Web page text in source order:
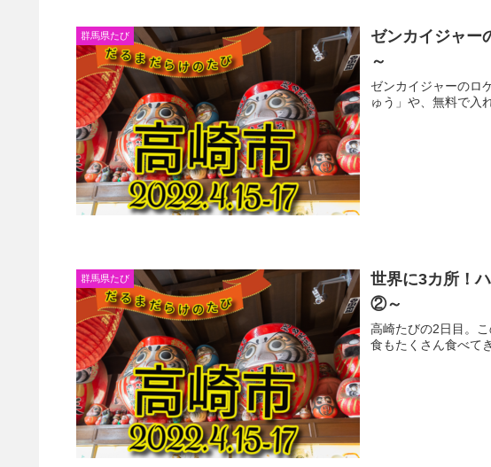
群馬県たび
ゼンカイジャー
～
ゼンカイジャーのロ
ゅう」や、無料で入
群馬県たび
世界に3カ所！
②～
高崎たびの2日目。
食もたくさん食べて